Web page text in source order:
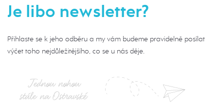
Je libo newsletter?
Přihlaste se k jeho odběru a my vám budeme pravidelně posílat
výčet toho nejdůležitějšího, co se u nás děje.
Jednou nohou
stále na Ostravské